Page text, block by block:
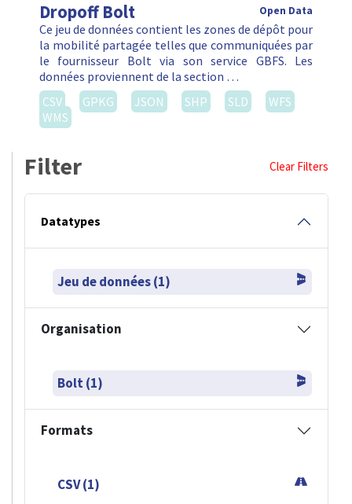
Dropoff Bolt Open Data
Ce jeu de données contient les zones de dépôt pour
la mobilité partagée telles que communiquées par
le fournisseur Bolt via son service GBFS. Les
données proviennent de la section …
CSV
GPKG JSON SHP SLD
WFS
WMS
Filter Clear Filters
Datatypes
Jeu de données (1)
Organisation
Bolt (1)
Formats
CSV (1)